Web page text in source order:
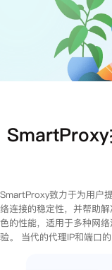
SmartProxy
SmartProxy致力于为用户
络连接的稳定性，并帮助
色的性能，适用于多种网
验。 当代的代理IP和端口